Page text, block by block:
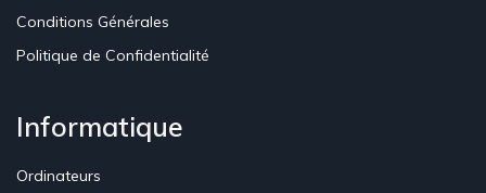
Conditions Générales
Politique de Confidentialité
Informatique
Ordinateurs